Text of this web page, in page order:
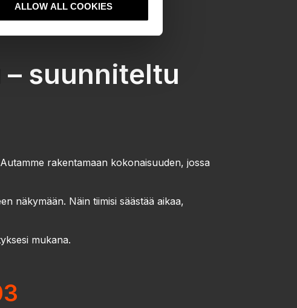
ALLOW ALL COOKIES
suunniteltu
rakentamaan kokonaisuuden, jossa
näkymään. Näin tiimisi säästää aikaa,
mukana.